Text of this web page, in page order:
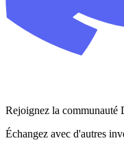
Rejoignez la communauté
Échangez avec d'autres